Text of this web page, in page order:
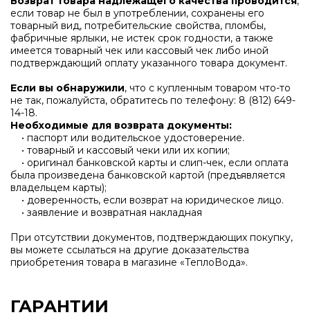
если товар не был в употреблении, сохранены его
товарный вид, потребительские свойства, пломбы,
фабричные ярлыки, не истек срок годности, а также
имеется товарный чек или кассовый чек либо иной
подтверждающий оплату указанного товара документ.
Если вы обнаружили, что с купленным товаром что-то
не так, пожалуйста, обратитесь по телефону: 8 (812) 649-
14-18.
Необходимые для возврата документы:
• паспорт или водительское удостоверение.
• товарный и кассовый чеки или их копии;
• оригинал банковской карты и слип-чек, если оплата
была произведена банковской картой (предъявляется
владельцем карты);
• доверенность, если возврат на юридическое лицо.
• заявление и возвратная накладная
При отсутствии документов, подтверждающих покупку,
вы можете ссылаться на другие доказательства
приобретения товара в магазине «ТеплоВода».
ГАРАНТИИ